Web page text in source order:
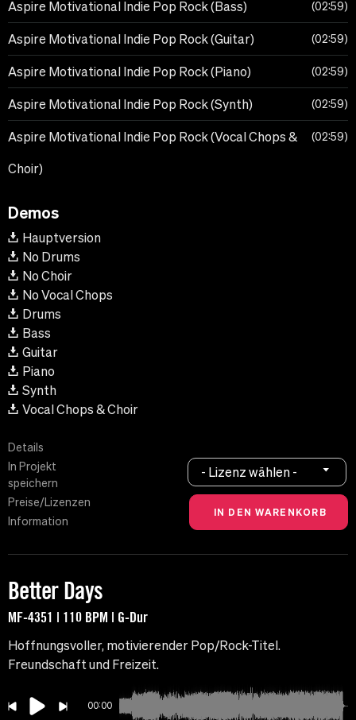
Aspire Motivational Indie Pop Rock (Bass) 02:59
Aspire Motivational Indie Pop Rock (Guitar) 02:59
Aspire Motivational Indie Pop Rock (Piano) 02:59
Aspire Motivational Indie Pop Rock (Synth) 02:59
Aspire Motivational Indie Pop Rock (Vocal Chops &
Choir)
02:59
Demos
Hauptversion
No Drums
No Choir
No Vocal Chops
Drums
Bass
Guitar
Piano
Synth
Vocal Chops & Choir
Details
In Projekt
speichern
Preise/Lizenzen
Information
- Lizenz wählen -
Better Days
MF-4351 | 110 BPM | G-Dur
Hoffnungsvoller, motivierender Pop/Rock-Titel.
Freundschaft und Freizeit.
00:00